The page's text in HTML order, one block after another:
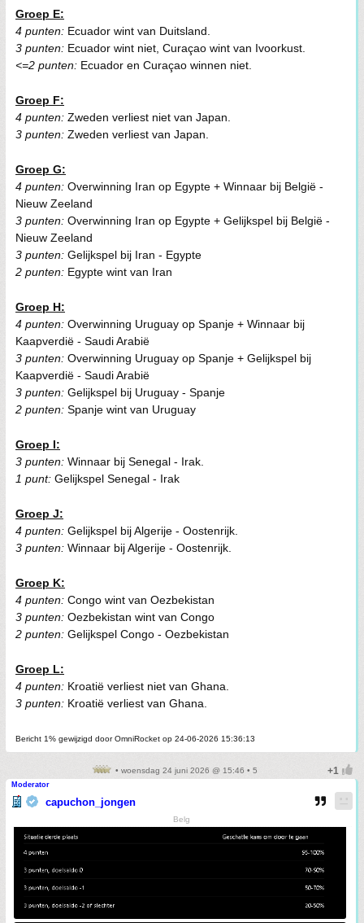
Groep E:
4 punten: Ecuador wint van Duitsland.
3 punten: Ecuador wint niet, Curaçao wint van Ivoorkust.
<=2 punten: Ecuador en Curaçao winnen niet.
Groep F:
4 punten: Zweden verliest niet van Japan.
3 punten: Zweden verliest van Japan.
Groep G:
4 punten: Overwinning Iran op Egypte + Winnaar bij België -
Nieuw Zeeland
3 punten: Overwinning Iran op Egypte + Gelijkspel bij België -
Nieuw Zeeland
3 punten: Gelijkspel bij Iran - Egypte
2 punten: Egypte wint van Iran
Groep H:
4 punten: Overwinning Uruguay op Spanje + Winnaar bij
Kaapverdië - Saudi Arabië
3 punten: Overwinning Uruguay op Spanje + Gelijkspel bij
Kaapverdië - Saudi Arabië
3 punten: Gelijkspel bij Uruguay - Spanje
2 punten: Spanje wint van Uruguay
Groep I:
3 punten: Winnaar bij Senegal - Irak.
1 punt: Gelijkspel Senegal - Irak
Groep J:
4 punten: Gelijkspel bij Algerije - Oostenrijk.
3 punten: Winnaar bij Algerije - Oostenrijk.
Groep K:
4 punten: Congo wint van Oezbekistan
3 punten: Oezbekistan wint van Congo
2 punten: Gelijkspel Congo - Oezbekistan
Groep L:
4 punten: Kroatië verliest niet van Ghana.
3 punten: Kroatië verliest van Ghana.
Bericht 1% gewijzigd door OmniRocket op 24-06-2026 15:36:13
• woensdag 24 juni 2026 @ 15:46 • 5
Moderator
capuchon_jongen
Belg